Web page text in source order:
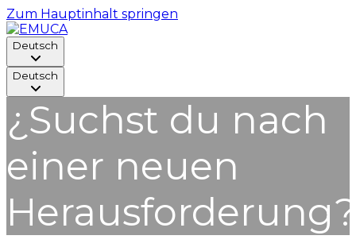
Zum Hauptinhalt springen
Deutsch
Deutsch
¿Suchst du nach
einer neuen
Herausforderung?